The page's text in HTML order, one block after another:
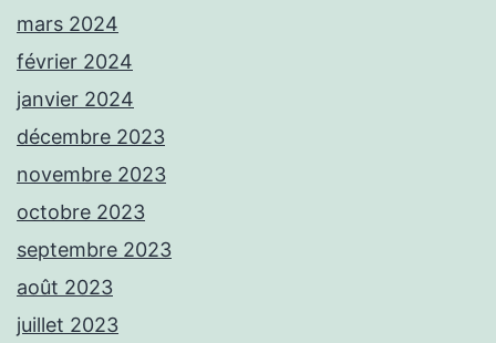
mars 2024
février 2024
janvier 2024
décembre 2023
novembre 2023
octobre 2023
septembre 2023
août 2023
juillet 2023